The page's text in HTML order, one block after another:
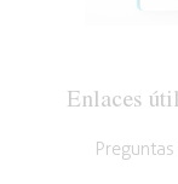
Enlaces